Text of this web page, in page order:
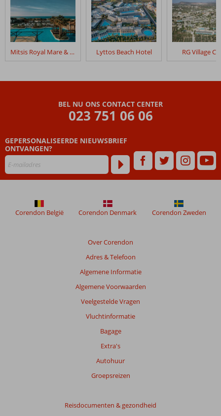
Mitsis Royal Mare & Thalasso Resort Lyttos Beach Hotel RG Village
BEL NU ONS CONTACT CENTER
023 751 06 06
GEPERSONALISEERDE NIEUWSBRIEF
ONTVANGEN?
Over Corendon
Adres & Telefoon
Algemene Informatie
Algemene Voorwaarden
Veelgestelde Vragen
Vluchtinformatie
Bagage
Extra's
Autohuur
Groepsreizen
Reisdocumenten & gezondheid
Corendon België Corendon Denmark Corendon Zweden